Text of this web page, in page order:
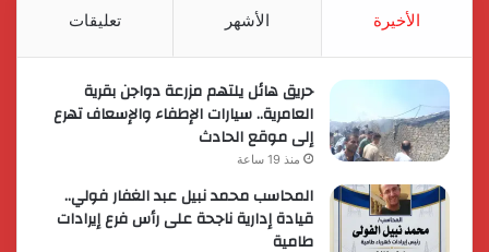
الأخيرة الأشهر تعليقات
حريق هائل يلتهم مزرعة دواجن بقرية
العامرية.. سيارات الإطفاء والإسعاف تهرع
إلى موقع الحادث
منذ 19 ساعة
المحاسب محمد نبيل عبد الغفار فولي..
قيادة إدارية ناجحة على رأس فرع إيرادات
طامية